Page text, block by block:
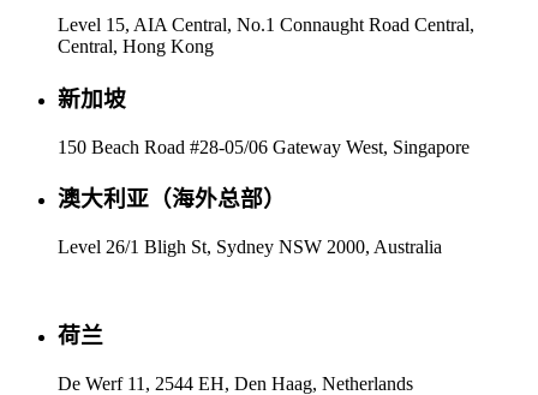
Level 15, AIA Central, No.1 Connaught Road Central,
Central, Hong Kong
新加坡
150 Beach Road #28-05/06 Gateway West, Singapore
澳大利亚（海外总部）
Level 26/1 Bligh St, Sydney NSW 2000, Australia
荷兰
De Werf 11, 2544 EH, Den Haag, Netherlands